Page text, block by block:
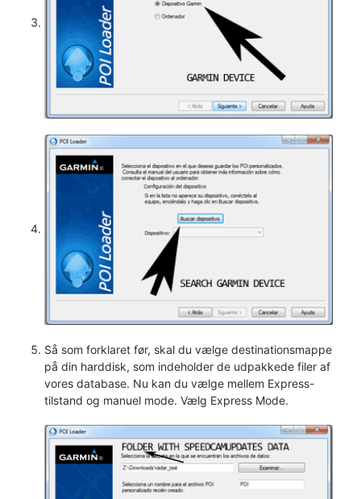
Så som forklaret før, skal du vælge destinationsmappe
på din harddisk, som indeholder de udpakkede filer af
vores database. Nu kan du vælge mellem Express-
tilstand og manuel mode. Vælg Express Mode.